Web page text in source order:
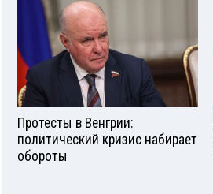
Протесты в Венгрии:
политический кризис набирает
обороты